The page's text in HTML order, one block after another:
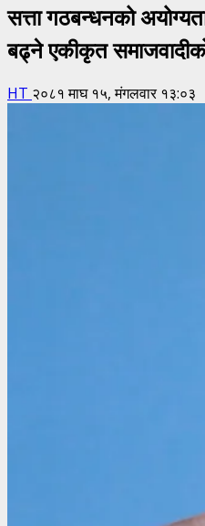
सत्ता गठबन्धनको
बढ्ने एकीकृत
HT २०८१ माघ १५, मंगलवार १३:०३